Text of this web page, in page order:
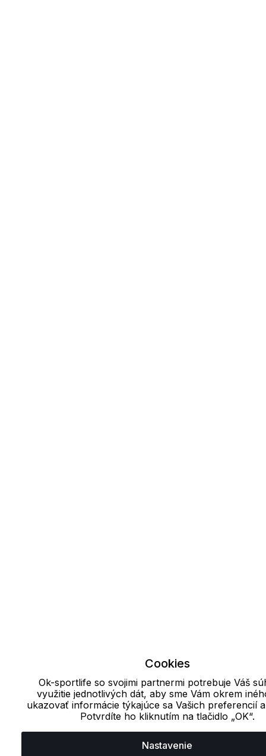
Cookies
Ok-sportlife so svojimi partnermi potrebuje Váš
využitie jednotlivých dát, aby sme Vám okrem
ukazovať informácie týkajúce sa Vašich preferencií
Potvrdíte ho kliknutím na tlačidlo „OK“.
Nastavenie